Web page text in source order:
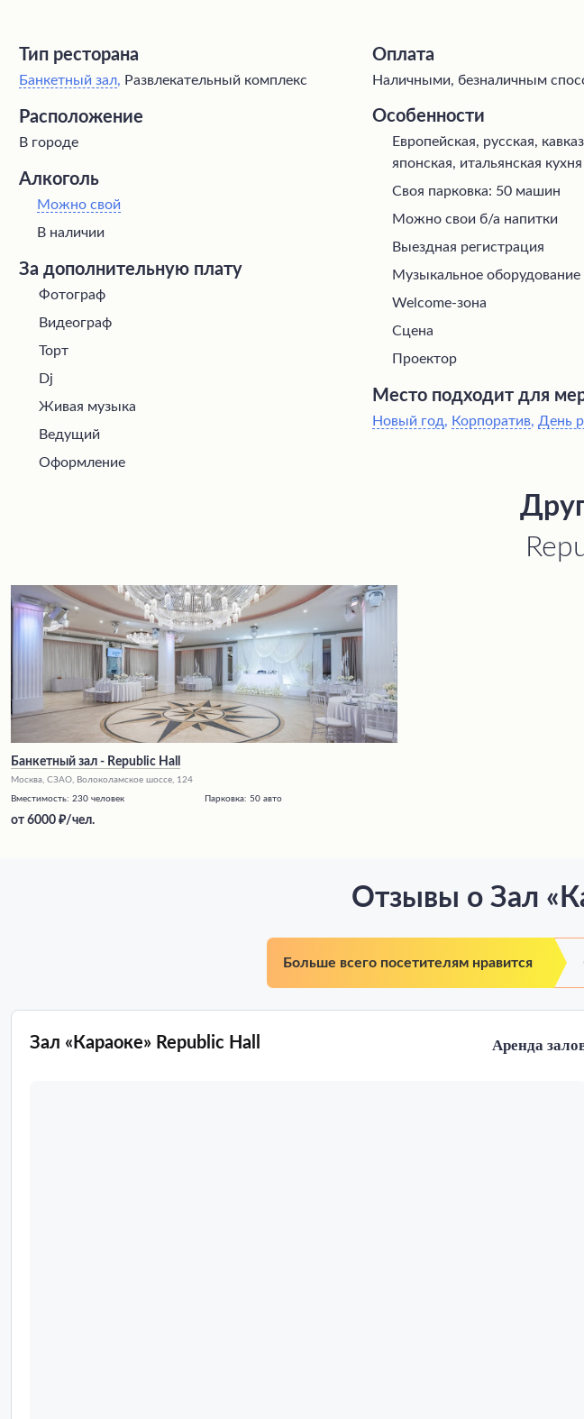
Тип ресторана
Банкетный зал, Развлекательный комплекс
Расположение
В городе
Алкоголь
Можно свой
В наличии
За дополнительную плату
Фотограф
Видеограф
Торт
Dj
Живая музыка
Ведущий
Оформление
Оплата
Наличными, безналичным
Особенности
Европейская, русская,
японская, итальянская кухня
Своя парковка: 50 машин
Можно свои б/а напитки
Выездная регистрация
Музыкальное оборудование
Welcome-зона
Сцена
Проектор
Место подходит для
Новый год, Корпоратив, День
Банкетный зал - Republic Hall
Москва, СЗАО, Волоколамское шоссе, 124
Вместимость: 230 человек Парковка: 50 авто
от 6000 /чел.
Отзывы о Зал
Больше всего посетителям нравится
Зал «Караоке» Republic Hall Аренда